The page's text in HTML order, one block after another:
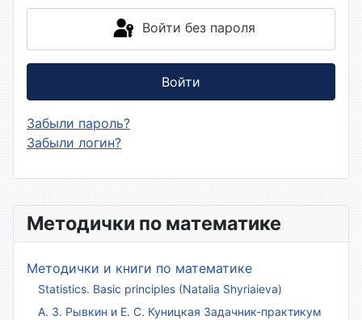
Методички по математике
Методички и книги по математике
Statistics. Basic principles (Natalia Shyriaieva)
А. З. Рывкин и Е. С. Куницкая Задачник-практикум
Войти без пароля
Войти
Забыли пароль?
Забыли логин?